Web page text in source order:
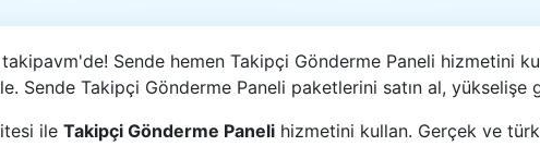
takipavm'de! Sende hemen Takipçi Gönderme Paneli hizmetini
Sende Takipçi Gönderme Paneli paketlerini satın al, yükselişe
ile Takipçi Gönderme Paneli hizmetini kullan. Gerçek ve